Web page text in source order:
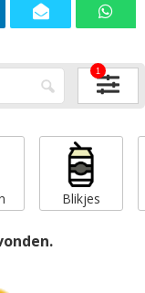
1
Blikjes